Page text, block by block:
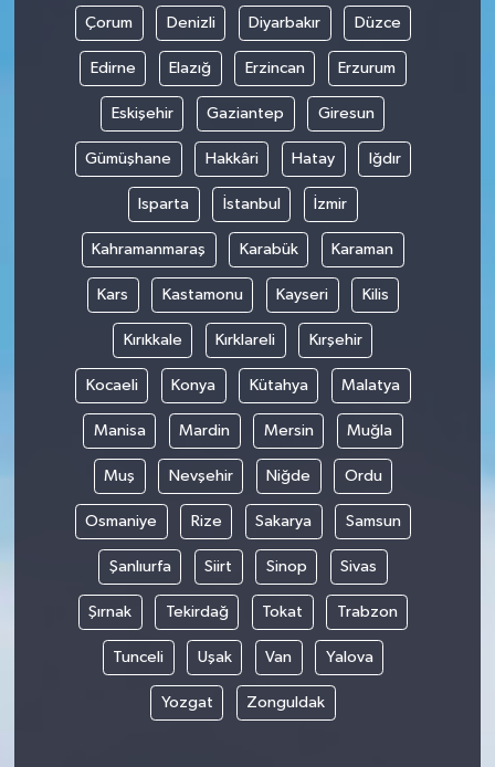
Çorum Denizli Diyarbakır Düzce
Edirne Elazığ Erzincan Erzurum
Eskişehir Gaziantep Giresun
Gümüşhane Hakkâri Hatay Iğdır
Isparta İstanbul İzmir
Kahramanmaraş Karabük Karaman
Kars Kastamonu Kayseri Kilis
Kırıkkale Kırklareli Kırşehir
Kocaeli Konya Kütahya Malatya
Manisa Mardin Mersin Muğla
Muş Nevşehir Niğde Ordu
Osmaniye Rize Sakarya Samsun
Şanlıurfa Siirt Sinop Sivas
Şırnak Tekirdağ Tokat Trabzon
Tunceli Uşak Van Yalova
Yozgat Zonguldak